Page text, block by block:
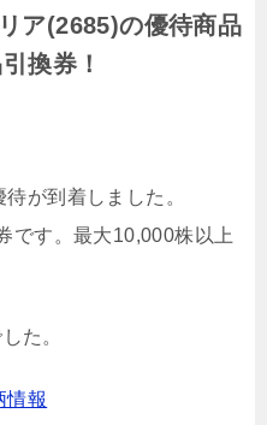
ア(2685)の優待商品
換券！
が到着しました。
です。最大10,000株以上
た。
情報